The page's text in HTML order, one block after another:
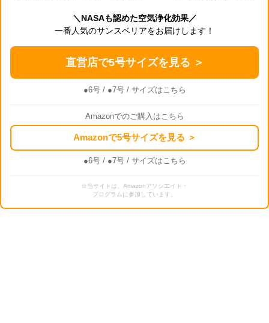
＼NASAも認めた空気浄化効果／
一番人気のサンスベリアをお届けします！
直営店で5号サイズを見る ＞
●6号/ ●7号/ サイズはこちら
Amazonでのご購入はこちら
Amazonで5号サイズを見る ＞
●6号/ ●7号/ サイズはこちら
※当サイトは、Amazonアソシエイト・
プログラムに参加しています。